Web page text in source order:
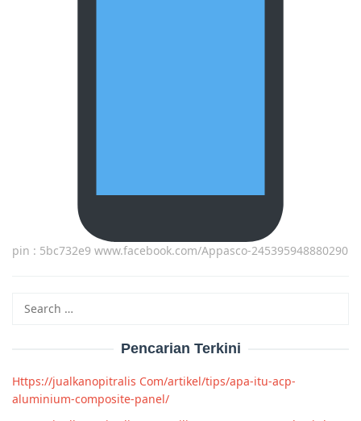
pin : 5bc732e9 www.facebook.com/Appasco-245395948880290
for:
Pencarian Terkini
Https://jualkanopitralis Com/artikel/tips/apa-itu-acp-
aluminium-composite-panel/